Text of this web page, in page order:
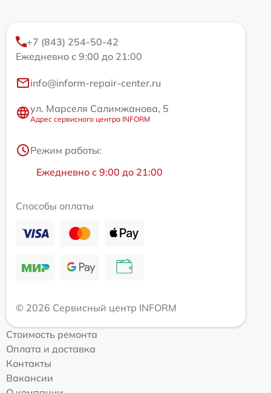
+7 (843) 254-50-42
Ежедневно с 9:00 до 21:00
info@inform-repair-center.ru
ул. Марселя Салимжанова, 5
Адрес сервисного центра INFORM
Режим работы:
Ежедневно с 9:00 до 21:00
Способы оплаты
© 2026 Сервисный центр INFORM
Стоимость ремонта
Оплата и доставка
Контакты
Вакансии